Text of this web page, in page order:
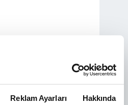
Reklam Ayarları Hakkında